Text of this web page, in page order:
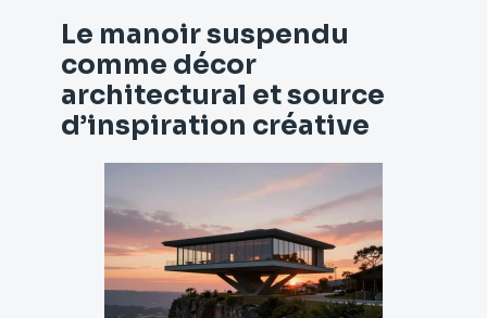
Le manoir suspendu
comme décor
architectural et source
d’inspiration créative